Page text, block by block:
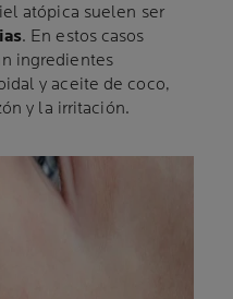
atópica suelen ser
. En estos casos
ingredientes
y aceite de coco,
y la irritación.